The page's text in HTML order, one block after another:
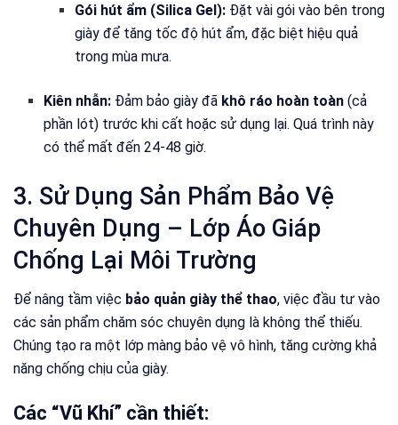
Gói hút ẩm (Silica Gel):Đặt vài gói vào bên trong
giày để tăng tốc độ hút ẩm, đặc biệt hiệu quả
trong mùa mưa.
Kiên nhẫn: Đảm bảo giày đã khô ráo hoàn toàn (cả
phần lót) trước khi cất hoặc sử dụng lại. Quá trình này
có thể mất đến 24-48 giờ.
3. Sử Dụng Sản Phẩm Bảo Vệ
Chuyên Dụng – Lớp Áo Giáp
Chống Lại Môi Trường
Để nâng tầm việc bảo quản giày thể thao, việc đầu tư vào
các sản phẩm chăm sóc chuyên dụng là không thể thiếu.
Chúng tạo ra một lớp màng bảo vệ vô hình, tăng cường khả
năng chống chịu của giày.
Các “Vũ Khí” cần thiết: